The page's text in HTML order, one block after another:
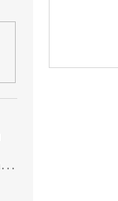
Barevný fotoobraz na plátně na výšku (z vlastní fotky)